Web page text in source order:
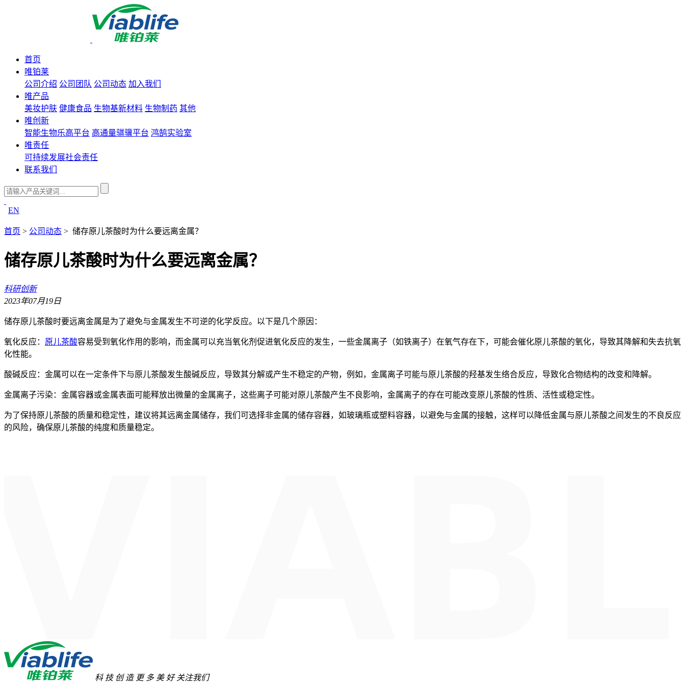
首页
唯铂莱
公司介绍 公司团队 公司动态 加入我们
唯产品
美妆护肤 健康食品 生物基新材料 生物制药 其他
唯创新
智能生物乐高平台 高通量骐骥平台 鸿鹄实验室
唯责任
可持续发展社会责任
联系我们
EN
首页 > 公司动态 > 储存原儿茶酸时为什么要远离金属？
储存原儿茶酸时为什么要远离金属？
科研创新
2023年07月19日
储存原儿茶酸时要远离金属是为了避免与金属发生不可逆的化学反应。以下是几个原因：
氧化反应： 原儿茶酸容易受到氧化作用的影响，而金属可以充当氧化剂促进氧化反应的发生，一些金属离子（如铁离子）在氧气存在下，可能会催化原儿茶酸的氧化，导致其降解和失去抗氧
化性能。
酸碱反应：金属可以在一定条件下与原儿茶酸发生酸碱反应，导致其分解或产生不稳定的产物，例如，金属离子可能与原儿茶酸的羟基发生络合反应，导致化合物结构的改变和降解。
金属离子污染：金属容器或金属表面可能释放出微量的金属离子，这些离子可能对原儿茶酸产生不良影响，金属离子的存在可能改变原儿茶酸的性质、活性或稳定性。
为了保持原儿茶酸的质量和稳定性，建议将其远离金属储存，我们可选择非金属的储存容器，如玻璃瓶或塑料容器，以避免与金属的接触，这样可以降低金属与原儿茶酸之间发生的不良反应
的风险，确保原儿茶酸的纯度和质量稳定。
科 技 创 造 更 多 美 好 关注我们